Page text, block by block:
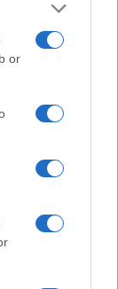
or
subdolo.
pensato
di tutta
di qualità è